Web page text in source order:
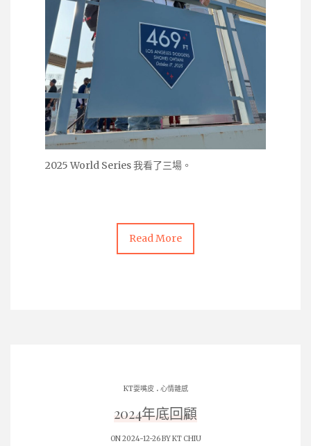
2025 World Series 我看了三場。
Read More
KT耍嘴皮 . 心情雜感
2024年底回顧
ON 2024-12-26 BYKT CHIU